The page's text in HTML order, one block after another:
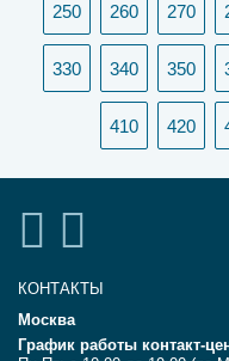
250 260 270
330 340 350
410 420
КОНТАКТЫ
Москва
График работы контакт-